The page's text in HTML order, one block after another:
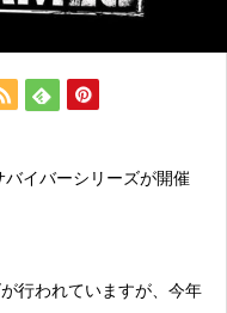
イバーシリーズが開催
行われていますが、今年